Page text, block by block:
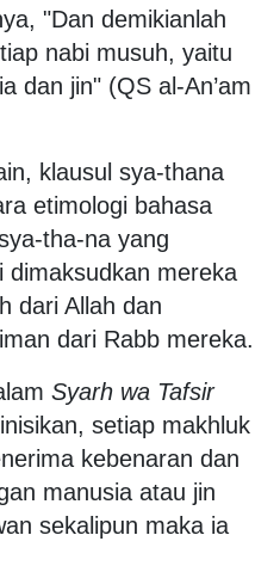
"Dan demikianlah
nabi musuh, yaitu
dan jin" (QS al-An’am
klausul sya-thana
etimologi bahasa
tha-na yang
dimaksudkan mereka
dari Allah dan
dari Rabb mereka.
Syarh wa Tafsir
setiap makhluk
kebenaran dan
manusia atau jin
sekalipun maka ia